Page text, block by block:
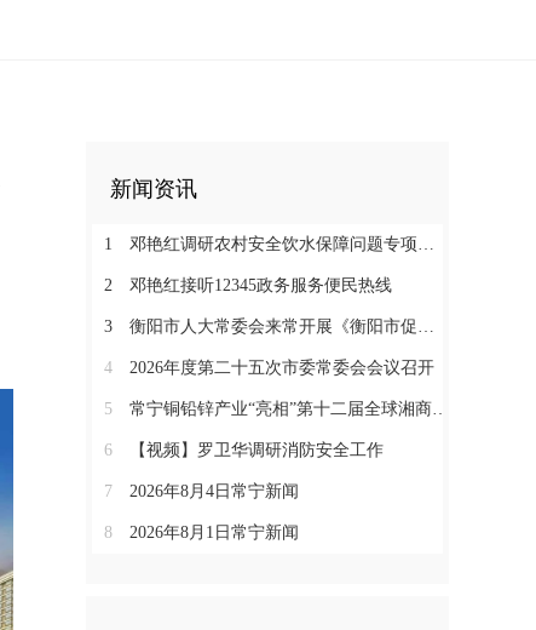
新闻资讯
1 邓艳红调研农村安全饮水保障问题专项整治和抗旱保水工作
2 邓艳红接听12345政务服务便民热线
3 衡阳市人大常委会来常开展《衡阳市促进中医药康养与文旅融合发展若干规定（草案）》立法调研
4 2026年度第二十五次市委常委会会议召开
5 常宁铜铅锌产业“亮相”第十二届全球湘商大会京津冀推介会
6 【视频】罗卫华调研消防安全工作
7 2026年8月4日常宁新闻
8 2026年8月1日常宁新闻